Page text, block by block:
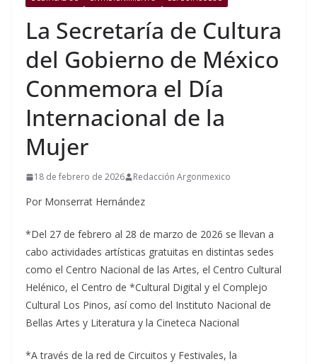
La Secretaría de Cultura
del Gobierno de México
Conmemora el Día
Internacional de la
Mujer
18 de febrero de 2026 Redacción Argonmexico
Por Monserrat Hernández
*Del 27 de febrero al 28 de marzo de 2026 se llevan a
cabo actividades artísticas gratuitas en distintas sedes
como el Centro Nacional de las Artes, el Centro Cultural
Helénico, el Centro de *Cultural Digital y el Complejo
Cultural Los Pinos, así como del Instituto Nacional de
Bellas Artes y Literatura y la Cineteca Nacional
*A través de la red de Circuitos y Festivales, la